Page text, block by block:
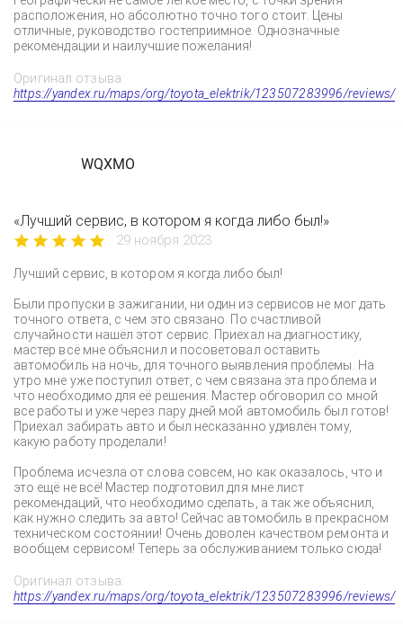
расположения, но абсолютно точно того стоит. Цены
отличные, руководство гостеприимное. Однозначные
рекомендации и наилучшие пожелания!
Оригинал отзыва:
https://yandex.ru/maps/org/toyota_elektrik/123507283996/reviews/
WQXMO
«Лучший сервис, в котором я когда либо был!»
29 ноября 2023
Лучший сервис, в котором я когда либо был!
Были пропуски в зажигании, ни один из сервисов не мог дать
точного ответа, с чем это связано. По счастливой
случайности нашёл этот сервис. Приехал на диагностику,
мастер всё мне объяснил и посоветовал оставить
автомобиль на ночь, для точного выявления проблемы. На
утро мне уже поступил ответ, с чем связана эта проблема и
что необходимо для её решения. Мастер обговорил со мной
все работы и уже через пару дней мой автомобиль был готов!
Приехал забирать авто и был несказанно удивлён тому,
какую работу проделали!
Проблема исчезла от слова совсем, но как оказалось, что и
это ещё не всё! Мастер подготовил для мне лист
рекомендаций, что необходимо сделать, а так же объяснил,
как нужно следить за авто! Сейчас автомобиль в прекрасном
техническом состоянии! Очень доволен качеством ремонта и
вообщем сервисом! Теперь за обслуживанием только сюда!
Оригинал отзыва:
https://yandex.ru/maps/org/toyota_elektrik/123507283996/reviews/